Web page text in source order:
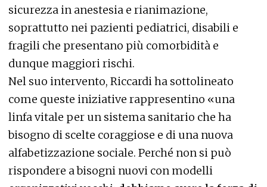
sicurezza in anestesia e rianimazione,
soprattutto nei pazienti pediatrici, disabili e
fragili che presentano più comorbidità e
dunque maggiori rischi.
Nel suo intervento, Riccardi ha sottolineato
come queste iniziative rappresentino «una
linfa vitale per un sistema sanitario che ha
bisogno di scelte coraggiose e di una nuova
alfabetizzazione sociale. Perché non si può
rispondere a bisogni nuovi con modelli